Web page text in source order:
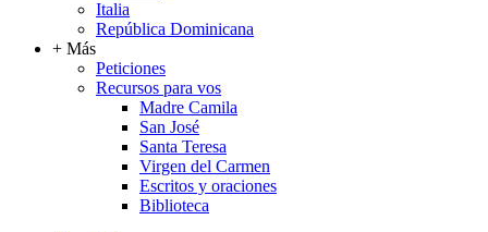
Italia
República Dominicana
+ Más
Peticiones
Recursos para vos
Madre Camila
San José
Santa Teresa
Virgen del Carmen
Escritos y oraciones
Biblioteca